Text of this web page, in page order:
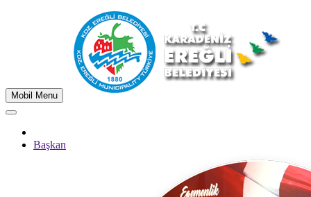
Mobil Menu
Başkan